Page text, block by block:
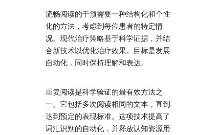
流畅阅读的干预需要一种结构化和个性
化的方法，考虑到每位患者的特定情
况。现代治疗策略基于科学证据，并结
合新技术以优化治疗效果。目标是发展
自动化，同时保持理解和表达。
重复阅读是科学验证的最有效方法之
一。它包括多次阅读相同的文本，直到
达到预定的表现标准。这项技术提高了
词汇识别的自动化，并释放认知资源用